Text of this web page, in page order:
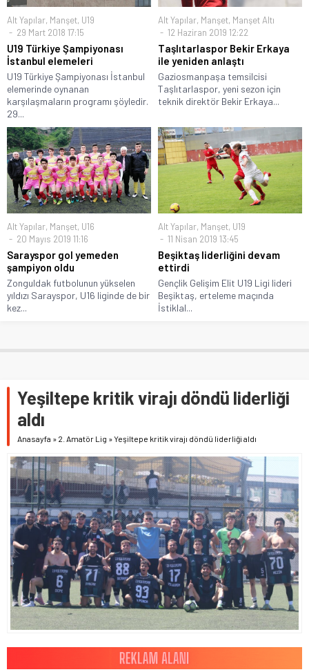
Alt Yapılar, Manşet, U19
29 Mart 2018 17:15
U19 Türkiye Şampiyonası
İstanbul elemeleri
U19 Türkiye Şampiyonası İstanbul
elemerinde oynanan
karşılaşmaların programı şöyledir.
29...
Alt Yapılar, Manşet, Manşet Altı
12 Haziran 2019 12:22
Taşlıtarlaspor Bekir Erkaya
ile yeniden anlaştı
Gaziosmanpaşa temsilcisi
Taşlıtarlaspor, yeni sezon için
teknik direktör Bekir Erkaya...
Alt Yapılar, Manşet, U16
20 Mayıs 2019 11:16
Sarayspor gol yemeden
şampiyon oldu
Zonguldak futbolunun yükselen
yıldızı Sarayspor, U16 liginde de bir
kez...
Alt Yapılar, Manşet, U19
11 Nisan 2019 13:45
Beşiktaş liderliğini devam
ettirdi
Gençlik Gelişim Elit U19 Ligi lideri
Beşiktaş, erteleme maçında
İstiklal...
Yeşiltepe kritik virajı döndü liderliği
aldı
Anasayfa » 2. Amatör Lig »Yeşiltepe kritik virajı döndü liderliği aldı